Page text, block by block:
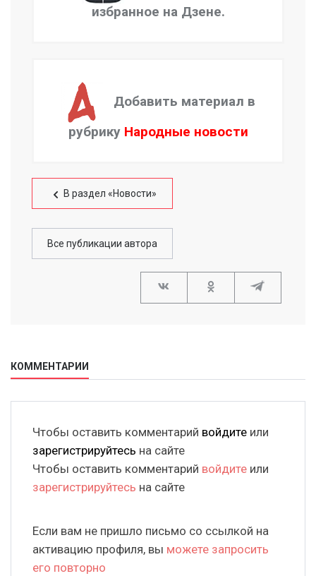
избранное на Дзене.
Добавить материал в
рубрику Народные новости
В раздел «Новости»
Все публикации автора
КОММЕНТАРИИ
Чтобы оставить комментарий войдите или
зарегистрируйтесь на сайте
Чтобы оставить комментарий войдите или
зарегистрируйтесь на сайте
Если вам не пришло письмо со ссылкой на
активацию профиля, вы можете запросить
его повторно